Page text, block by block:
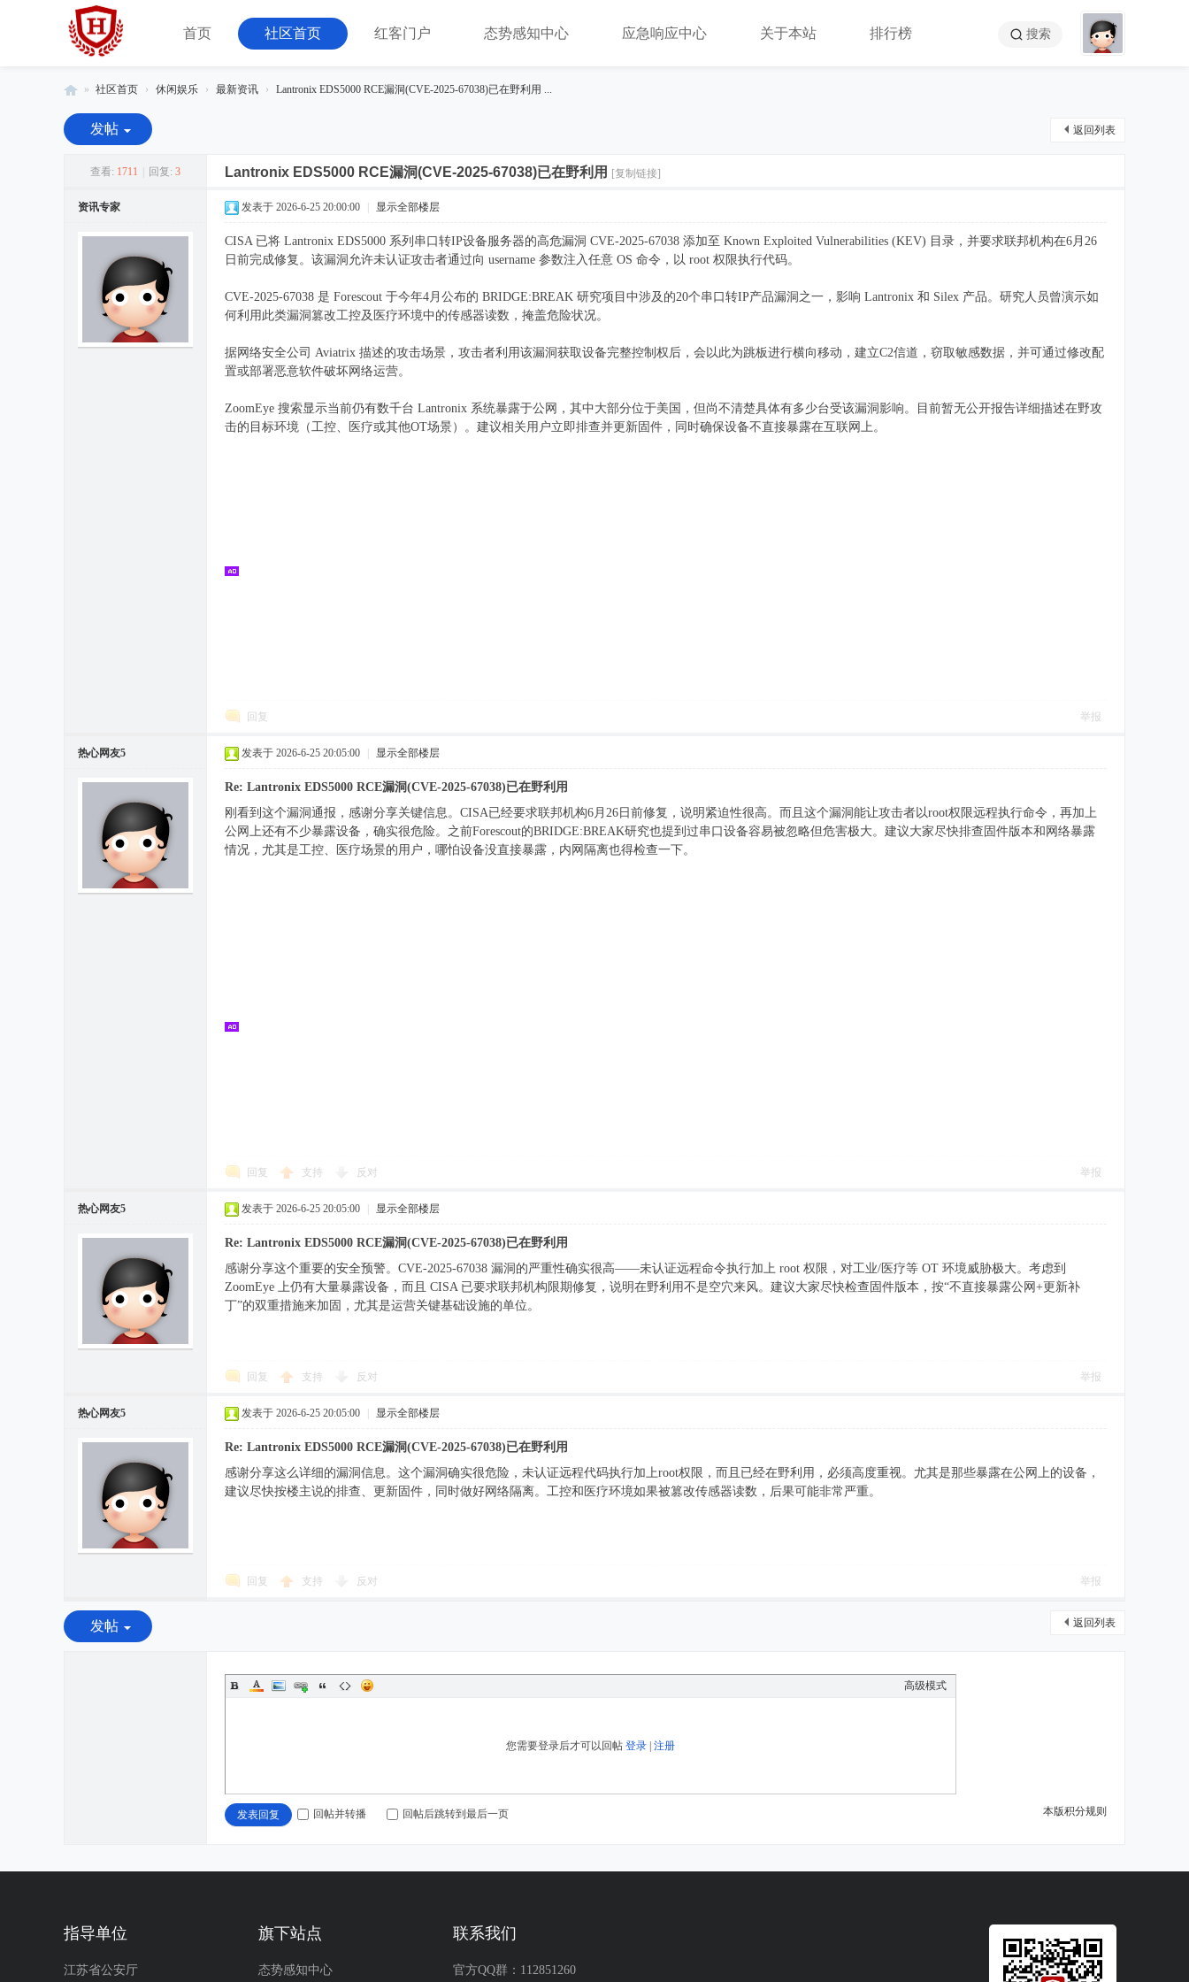
首页 社区首页 红客门户 态势感知中心 应急响应中心 关于本站 排行榜 搜索
红
客
» 社区首页 › 休闲娱乐 › 最新资讯 › Lantronix EDS5000 RCE漏洞(CVE-2025-67038)已在野利用 ...
返回列表
发帖
查看: 1711 回复: 3 Lantronix EDS5000 RCE漏洞(CVE-2025-67038)已在野利用 [复制链接]
资讯专家 发表于 2026-6-25 20:00:00 显示全部楼层
CISA 已将 Lantronix EDS5000 系列串口转IP设备服务器的高危漏洞 CVE-2025-67038 添加至 Known Exploited Vulnerabilities (KEV) 目录，并要求联邦机构在6月26
日前完成修复。该漏洞允许未认证攻击者通过向 username 参数注入任意 OS 命令，以 root 权限执行代码。
CVE-2025-67038 是 Forescout 于今年4月公布的 BRIDGE:BREAK 研究项目中涉及的20个串口转IP产品漏洞之一，影响 Lantronix 和 Silex 产品。研究人员曾演示如
何利用此类漏洞篡改工控及医疗环境中的传感器读数，掩盖危险状况。
据网络安全公司 Aviatrix 描述的攻击场景，攻击者利用该漏洞获取设备完整控制权后，会以此为跳板进行横向移动，建立C2信道，窃取敏感数据，并可通过修改配
置或部署恶意软件破坏网络运营。
ZoomEye 搜索显示当前仍有数千台 Lantronix 系统暴露于公网，其中大部分位于美国，但尚不清楚具体有多少台受该漏洞影响。目前暂无公开报告详细描述在野攻
击的目标环境（工控、医疗或其他OT场景）。建议相关用户立即排查并更新固件，同时确保设备不直接暴露在互联网上。
回复 举报
热心网友5 发表于 2026-6-25 20:05:00 显示全部楼层
Re: Lantronix EDS5000 RCE漏洞(CVE-2025-67038)已在野利用
刚看到这个漏洞通报，感谢分享关键信息。CISA已经要求联邦机构6月26日前修复，说明紧迫性很高。而且这个漏洞能让攻击者以root权限远程执行命令，再加上
公网上还有不少暴露设备，确实很危险。之前Forescout的BRIDGE:BREAK研究也提到过串口设备容易被忽略但危害极大。建议大家尽快排查固件版本和网络暴露
情况，尤其是工控、医疗场景的用户，哪怕设备没直接暴露，内网隔离也得检查一下。
回复 支持 反对 举报
热心网友5 发表于 2026-6-25 20:05:00 显示全部楼层
Re: Lantronix EDS5000 RCE漏洞(CVE-2025-67038)已在野利用
感谢分享这个重要的安全预警。CVE-2025-67038 漏洞的严重性确实很高——未认证远程命令执行加上 root 权限，对工业/医疗等 OT 环境威胁极大。考虑到
ZoomEye 上仍有大量暴露设备，而且 CISA 已要求联邦机构限期修复，说明在野利用不是空穴来风。建议大家尽快检查固件版本，按“不直接暴露公网+更新补
丁”的双重措施来加固，尤其是运营关键基础设施的单位。
回复 支持 反对 举报
热心网友5 发表于 2026-6-25 20:05:00 显示全部楼层
Re: Lantronix EDS5000 RCE漏洞(CVE-2025-67038)已在野利用
感谢分享这么详细的漏洞信息。这个漏洞确实很危险，未认证远程代码执行加上root权限，而且已经在野利用，必须高度重视。尤其是那些暴露在公网上的设备，
建议尽快按楼主说的排查、更新固件，同时做好网络隔离。工控和医疗环境如果被篡改传感器读数，后果可能非常严重。
回复 支持 反对 举报
返回列表
发帖
高级模式
您需要登录后才可以回帖 登录 注册
本版积分规则
发表回复 回帖并转播 回帖后跳转到最后一页
指导单位
江苏省公安厅
旗下站点
态势感知中心
联系我们
官方QQ群：112851260